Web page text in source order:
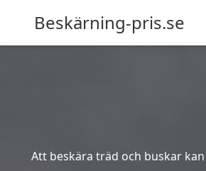
Beskärning-pris.se
Att beskära träd och buskar